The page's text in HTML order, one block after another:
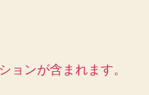
ョンが含まれます。